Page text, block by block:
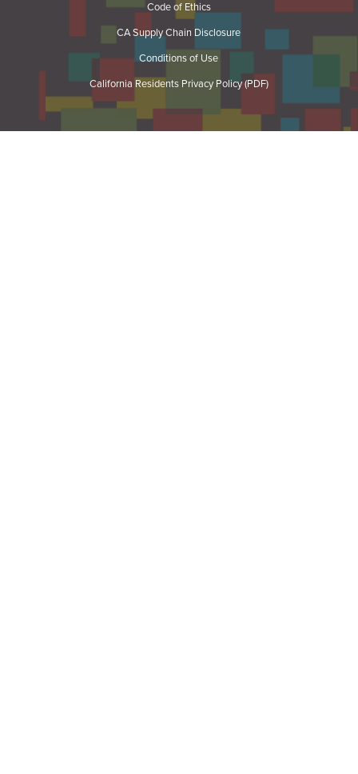
Code of Ethics
CA Supply Chain Disclosure
Conditions of Use
California Residents Privacy Policy (PDF)